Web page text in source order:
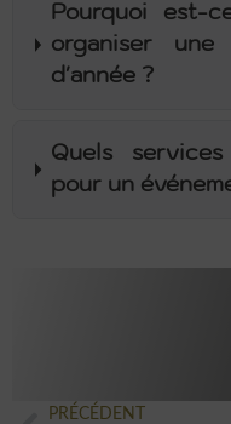
Pourquoi est-
organiser
d'année ?
Quels
pour un
PRÉCÉDENT